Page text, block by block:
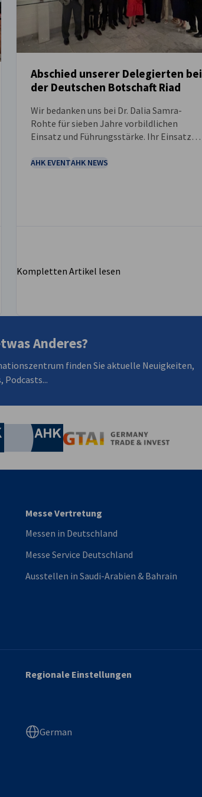
Abschied unserer Delegierten bei
der Deutschen Botschaft Riad
Wir bedanken uns bei Dr. Dalia Samra-
Rohte für sieben Jahre vorbildlichen
Einsatz und Führungsstärke. Ihr Einsatz
Zusammenarbeit gefördert und einen
AHK EVENTAHK NEWS
Kompletten Artikel lesen
Anderes?
finden Sie aktuelle Neuigkeiten,
Podcasts...
und Handelskammer
Industrie- und Handelskammer
AHK.de
Messe Vertretung
Messen in Deutschland
Messe Service Deutschland
Ausstellen in Saudi-Arabien & Bahrain
Regionale Einstellungen
German